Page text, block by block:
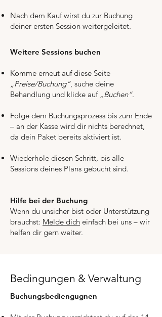
Nach dem Kauf wirst du zur Buchung
deiner ersten Session weitergeleitet.
Weitere Sessions buchen
Komme erneut auf diese Seite
„Preise/Buchung“, suche deine
Behandlung und klicke auf „Buchen“.
Folge dem Buchungsprozess bis zum Ende
– an der Kasse wird dir nichts berechnet,
da dein Paket bereits aktiviert ist.
Wiederhole diesen Schritt, bis alle
Sessions deines Plans gebucht sind.
Hilfe bei der Buchung
Wenn du unsicher bist oder Unterstützung
brauchst: Melde dich einfach bei uns – wir
helfen dir gern weiter.
Bedingungen & Verwaltung
Buchungsbediengugnen